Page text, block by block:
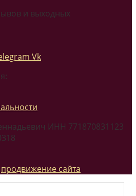
и выходных
Vk
ИНН 771870831123
продвижение сайта